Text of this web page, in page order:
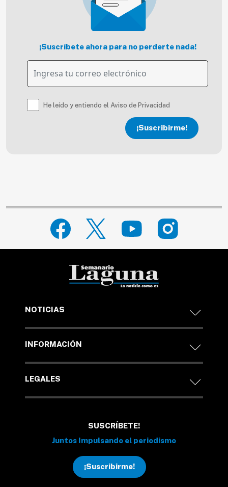
¡Suscríbete ahora para no perderte nada!
He leído y entiendo el Aviso de Privacidad
¡Suscribirme!
NOTICIAS
INFORMACIÓN
LEGALES
SUSCRÍBETE!
Juntos Impulsando el periodismo
¡Suscribirme!